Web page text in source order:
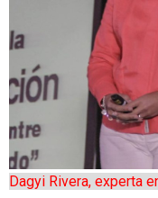
Dagyi Rivera, experta